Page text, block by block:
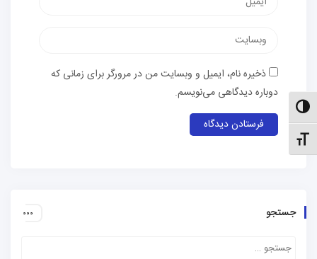
حالت کنتراست بالا
تنظیم اندازهٔ فونت
وب‌سایت
ذخیره نام، ایمیل و وبسایت من در مرورگر برای زمانی که
دوباره دیدگاهی می‌نویسم.
جستجو